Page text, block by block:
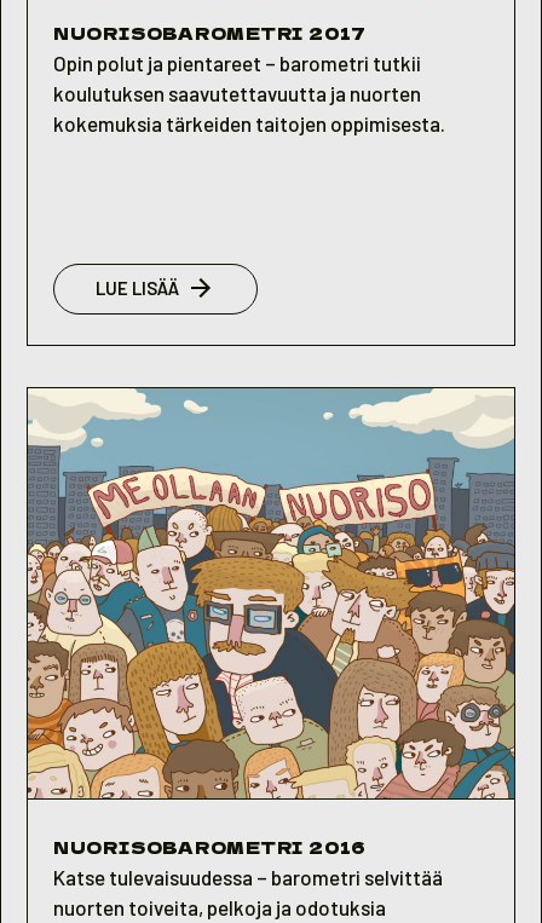
NUORISOBAROMETRI 2017
Opin polut ja pientareet – barometri tutkii
koulutuksen saavutettavuutta ja nuorten
kokemuksia tärkeiden taitojen oppimisesta.
LUE LISÄÄ:
NUORISOBAROMETRI
NUORISOBAROMETRI 2016
Katse tulevaisuudessa – barometri selvittää
nuorten toiveita, pelkoja ja odotuksia